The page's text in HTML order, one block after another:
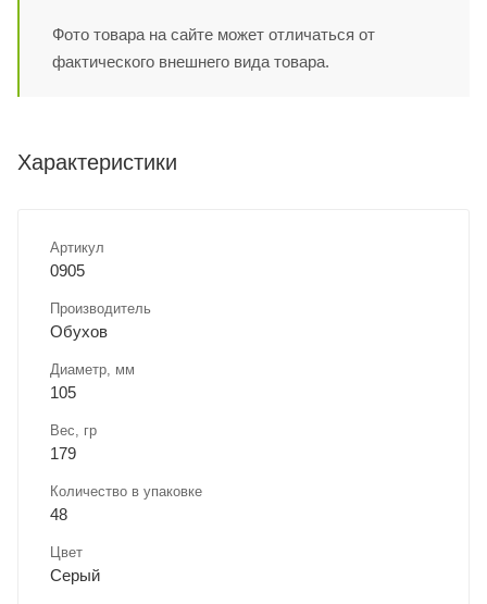
Фото товара на сайте может отличаться от
фактического внешнего вида товара.
Характеристики
Артикул
0905
Производитель
Обухов
Диаметр, мм
105
Вес, гр
179
Количество в упаковке
48
Цвет
Серый